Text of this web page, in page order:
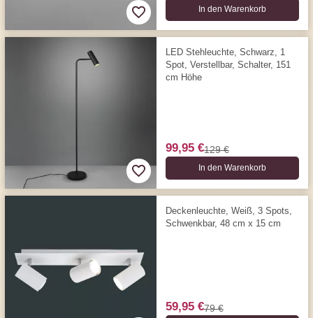
In den Warenkorb
LED Stehleuchte, Schwarz, 1
Spot, Verstellbar, Schalter, 151
cm Höhe
99,95 €129 €
In den Warenkorb
Deckenleuchte, Weiß, 3 Spots,
Schwenkbar, 48 cm x 15 cm
59,95 €79 €